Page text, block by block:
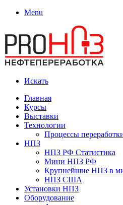
Menu
Искать
Главная
Курсы
Выставки
Технологии
Процессы
НПЗ
НПЗ РФ Статистика
Мини НПЗ РФ
Крупнейшие НПЗ в
НПЗ США
Установки НПЗ
Оборудование